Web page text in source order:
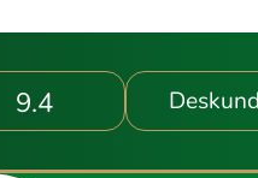
9.4